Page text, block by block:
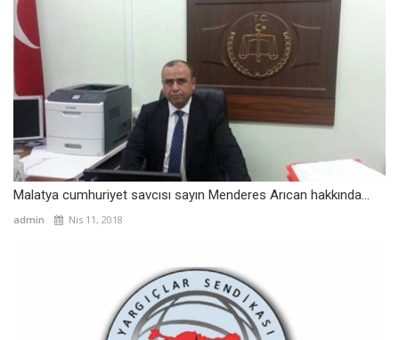
Malatya cumhuriyet savcısı sayın Menderes Arıcan hakkında...
admin Nis 11, 2018